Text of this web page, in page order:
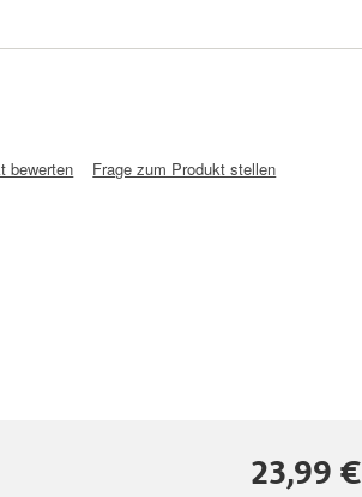
bewerten Frage zum Produkt stellen
23,99 €